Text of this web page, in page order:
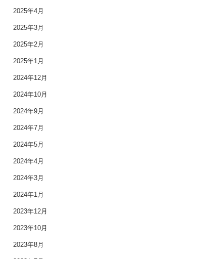
2025年4月
2025年3月
2025年2月
2025年1月
2024年12月
2024年10月
2024年9月
2024年7月
2024年5月
2024年4月
2024年3月
2024年1月
2023年12月
2023年10月
2023年8月